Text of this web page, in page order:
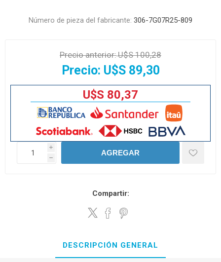
Número de pieza del fabricante: 306-7G07R25-809
Precio anterior:U$S 100,28
Precio: U$S 89,30
U$S 80,37
i
h
AGREGAR
Compartir:
DESCRIPCIÓN GENERAL